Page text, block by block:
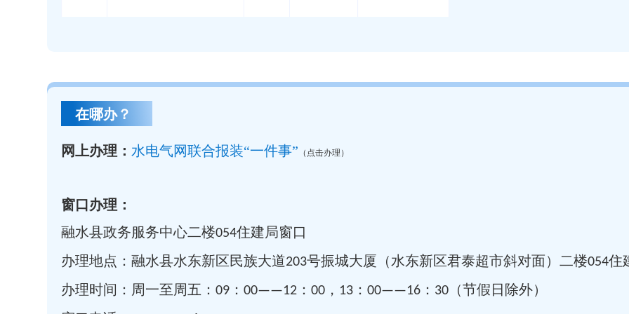
在哪办？
网上办理： 水电气网联合报装“一件事” （点击办理）
窗口办理：
融水县政务服务中心二楼054住建局窗口
办理地点：融水县水东新区民族大道203号振城大厦（水东新区君泰超市斜对面）二楼054住
办理时间：周一至周五：09：00——12：00，13：00——16：30（节假日除外）